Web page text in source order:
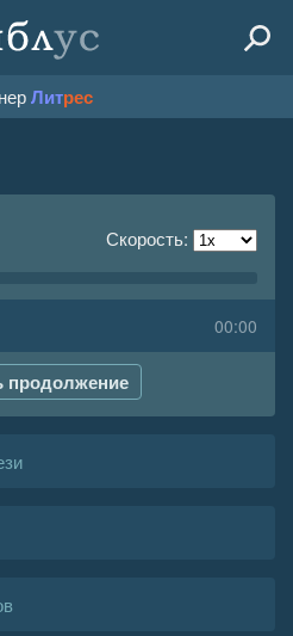
Литрес
Скорость:
00:00
продолжение